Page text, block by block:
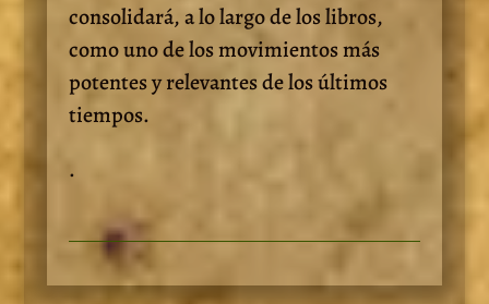
consolidará, a lo largo de los libros,
como uno de los movimientos más
potentes y relevantes de los últimos
tiempos.
.